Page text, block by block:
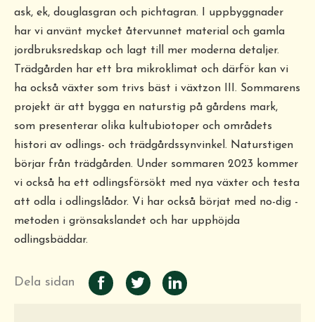
ask, ek, douglasgran och pichtagran. I uppbyggnader
har vi använt mycket återvunnet material och gamla
jordbruksredskap och lagt till mer moderna detaljer.
Trädgården har ett bra mikroklimat och därför kan vi
ha också växter som trivs bäst i växtzon III. Sommarens
projekt är att bygga en naturstig på gårdens mark,
som presenterar olika kultubiotoper och områdets
histori av odlings- och trädgårdssynvinkel. Naturstigen
börjar från trädgården. Under sommaren 2023 kommer
vi också ha ett odlingsförsökt med nya växter och testa
att odla i odlingslådor. Vi har också börjat med no-dig -
metoden i grönsakslandet och har upphöjda
odlingsbäddar.
Dela sidan